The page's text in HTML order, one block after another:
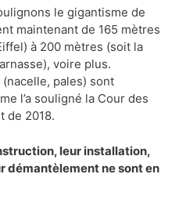
le gigantisme de
maintenant de 165 mètres
à 200 mètres (soit la
voire plus.
pales) sont
l’a souligné la Cour des
de 2018.
leur installation,
démantèlement ne sont en